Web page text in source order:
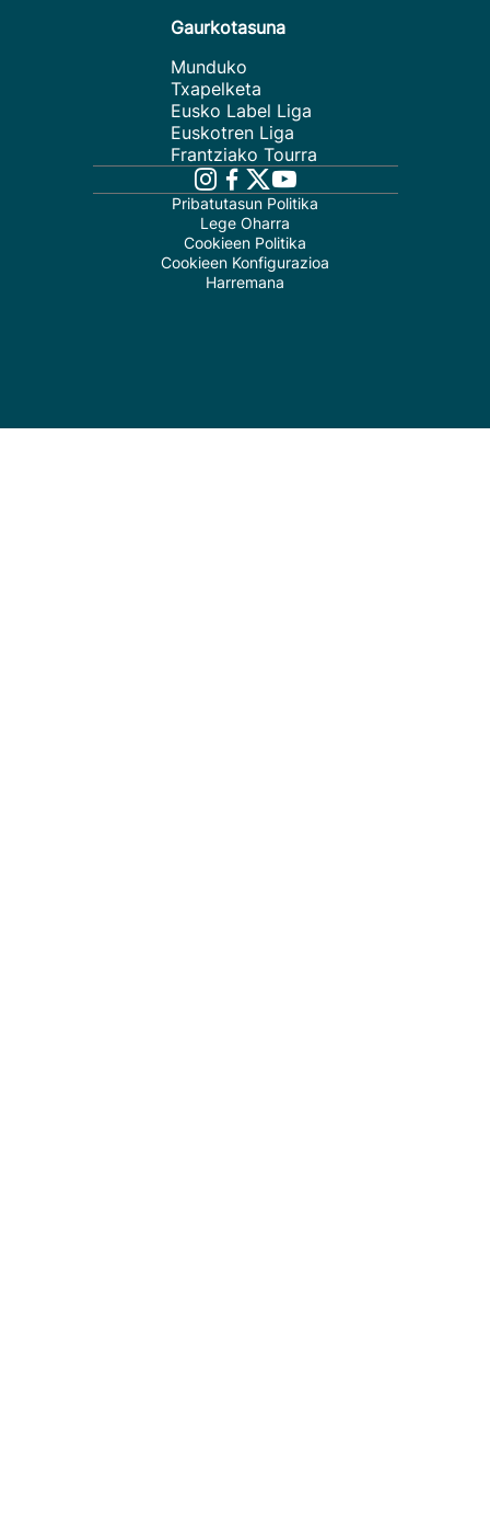
Gaurkotasuna
Munduko
Txapelketa
Eusko Label Liga
Euskotren Liga
Frantziako Tourra
Pribatutasun Politika
Lege Oharra
Cookieen Politika
Cookieen Konfigurazioa
Harremana